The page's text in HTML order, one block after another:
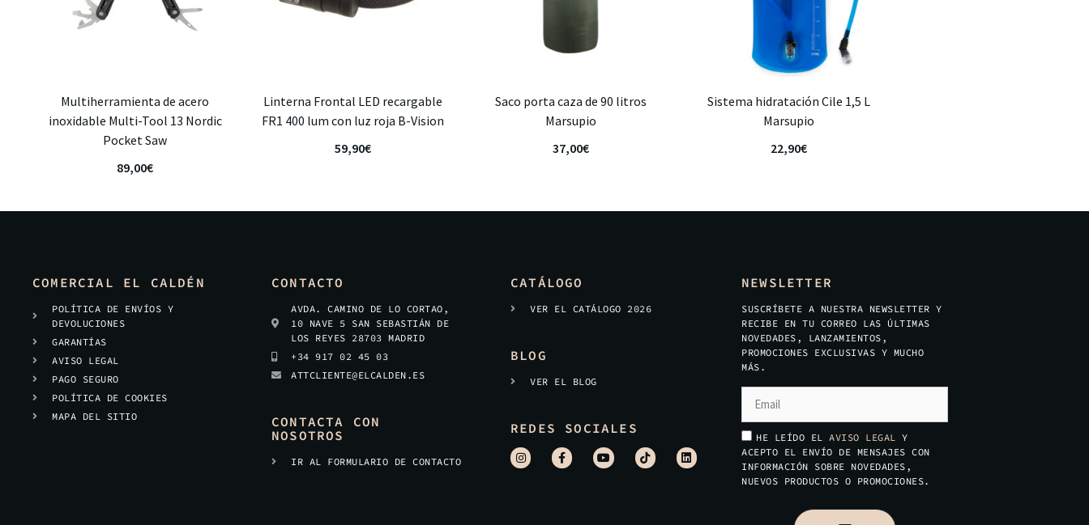
Multiherramienta de acero
inoxidable Multi-Tool 13 Nordic
Pocket Saw
89,00€
Linterna Frontal LED recargable
FR1 400 lum con luz roja B-Vision
59,90€
Saco porta caza de 90 litros
Marsupio
37,00€
Sistema hidratación Cile 1,5 L
Marsupio
22,90€
COMERCIAL EL CALDÉN
POLÍTICA DE ENVÍOS Y
DEVOLUCIONES
GARANTÍAS
AVISO LEGAL
PAGO SEGURO
POLÍTICA DE COOKIES
MAPA DEL SITIO
CONTACTO
AVDA. CAMINO DE LO CORTAO,
10 NAVE 5 SAN SEBASTIÁN DE
LOS REYES 28703 MADRID
+34 917 02 45 03
ATTCLIENTE@ELCALDEN.ES
CONTACTA CON
NOSOTROS
IR AL FORMULARIO DE CONTACTO
CATÁLOGO
VER EL CATÁLOGO 2026
BLOG
VER EL BLOG
REDES SOCIALES
NEWSLETTER
SUSCRÍBETE A NUESTRA NEWSLETTER Y
RECIBE EN TU CORREO LAS ÚLTIMAS
NOVEDADES, LANZAMIENTOS,
PROMOCIONES EXCLUSIVAS Y MUCHO
MÁS.
HE LEÍDO EL AVISO LEGAL Y
ACEPTO EL ENVÍO DE MENSAJES CON
INFORMACIÓN SOBRE NOVEDADES,
NUEVOS PRODUCTOS O PROMOCIONES.